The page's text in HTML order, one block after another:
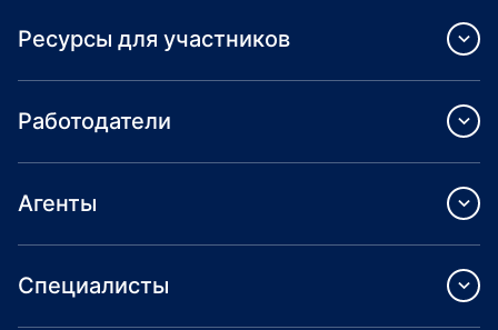
Ресурсы для участников
Работодатели
Агенты
Специалисты